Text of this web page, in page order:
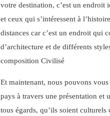
votre destination, c’est un endroit
et ceux qui s’intéressent à
distances car c’est un endroit qui
d’architecture et de différents
composition Civilisé
Et maintenant, nous pouvons
pays à travers une présentation et
tous égards, qu’ils soient culturels